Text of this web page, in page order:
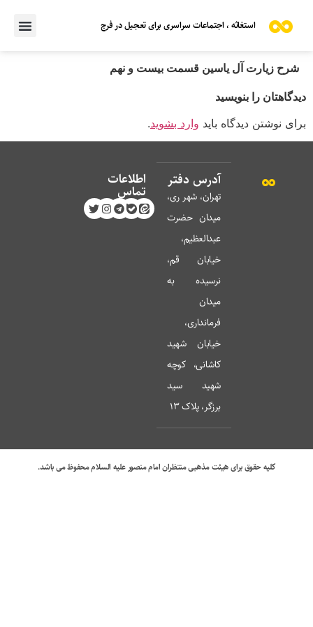
استغاثه ، اجتماعات سراسری برای تعجیل در فرج
شرح زیارت آل یاسین قسمت بیست و نهم
دیدگاهتان را بنویسید
برای نوشتن دیدگاه باید وارد بشوید.
آدرس دفتر
تهران، شهر ری،
میدان حضرت
عبدالعظیم،
خیابان قم،
نرسیده به
میدان
فرمانداری،
خیابان شهید
کاشانی، کوچه
شهید سید
برزگر، پلاک 13
اطلاعات
تماس
کلیه حقوق برای هیئت مذهبی منتظران امام منصور علیه السلام محفوظ می باشد.